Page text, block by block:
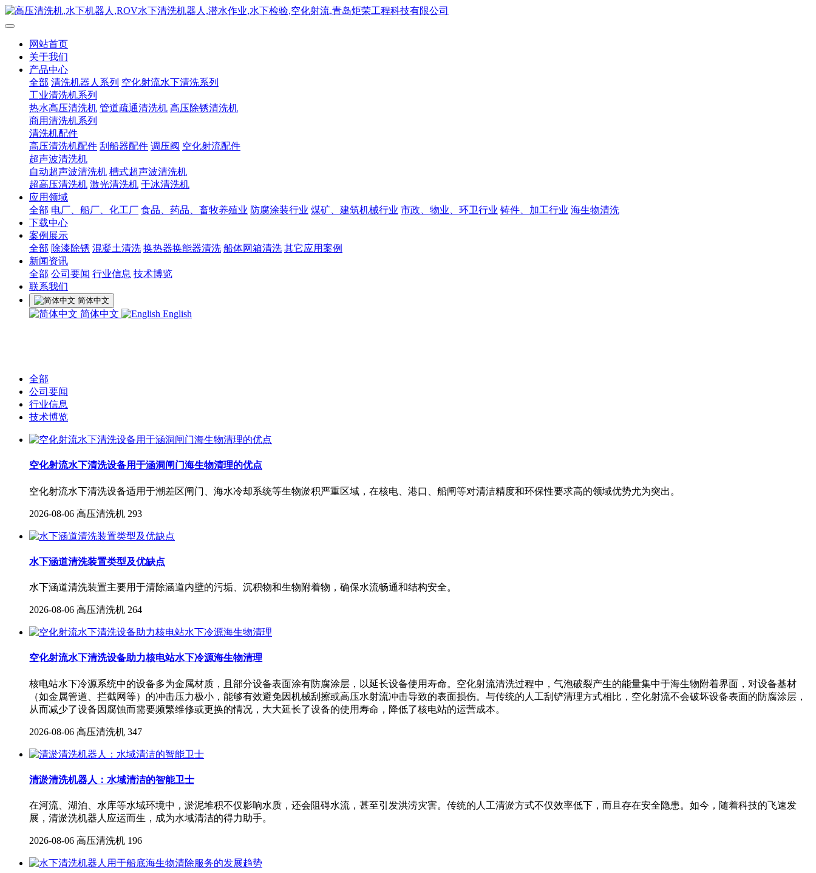
网站首页
关于我们
产品中心
全部 清洗机器人系列 空化射流水下清洗系列
工业清洗机系列
热水高压清洗机 管道疏通清洗机 高压除锈清洗机
商用清洗机系列
清洗机配件
高压清洗机配件 刮船器配件 调压阀 空化射流配件
超声波清洗机
自动超声波清洗机 槽式超声波清洗机
超高压清洗机 激光清洗机 干冰清洗机
应用领域
全部 电厂、船厂、化工厂 食品、药品、畜牧养殖业 防腐涂装行业 煤矿、建筑机械行业 市政、物业、环卫行业 铸件、加工行业 海生物清洗
下载中心
案例展示
全部 除漆除锈 混凝土清洗 换热器换能器清洗 船体网箱清洗 其它应用案例
新闻资讯
全部 公司要闻 行业信息 技术博览
联系我们
简体中文
简体中文 English
全部
公司要闻
行业信息
技术博览
空化射流水下清洗设备用于涵洞闸门海生物清理的优点
空化射流水下清洗设备适用于潮差区闸门、海水冷却系统等生物淤积严重区域，在核电、港口、船闸等对清洁精度和环保性要求高的领域优势尤为突出。
2026-08-06 高压清洗机 293
水下涵道清洗装置类型及优缺点
水下涵道清洗装置主要用于清除涵道内壁的污垢、沉积物和生物附着物，确保水流畅通和结构安全。
2026-08-06 高压清洗机 264
空化射流水下清洗设备助力核电站水下冷源海生物清理
核电站水下冷源系统中的设备多为金属材质，且部分设备表面涂有防腐涂层，以延长设备使用寿命。空化射流清洗过程中，气泡破裂产生的能量集中于海生物附着界面，对设备基材
（如金属管道、拦截网等）的冲击压力极小，能够有效避免因机械刮擦或高压水射流冲击导致的表面损伤。与传统的人工刮铲清理方式相比，空化射流不会破坏设备表面的防腐涂层，
从而减少了设备因腐蚀而需要频繁维修或更换的情况，大大延长了设备的使用寿命，降低了核电站的运营成本。
2026-08-06 高压清洗机 347
清淤清洗机器人：水域清洁的智能卫士
在河流、湖泊、水库等水域环境中，淤泥堆积不仅影响水质，还会阻碍水流，甚至引发洪涝灾害。传统的人工清淤方式不仅效率低下，而且存在安全隐患。如今，随着科技的飞速发
展，清淤洗机器人应运而生，成为水域清洁的得力助手。
2026-08-06 高压清洗机 196